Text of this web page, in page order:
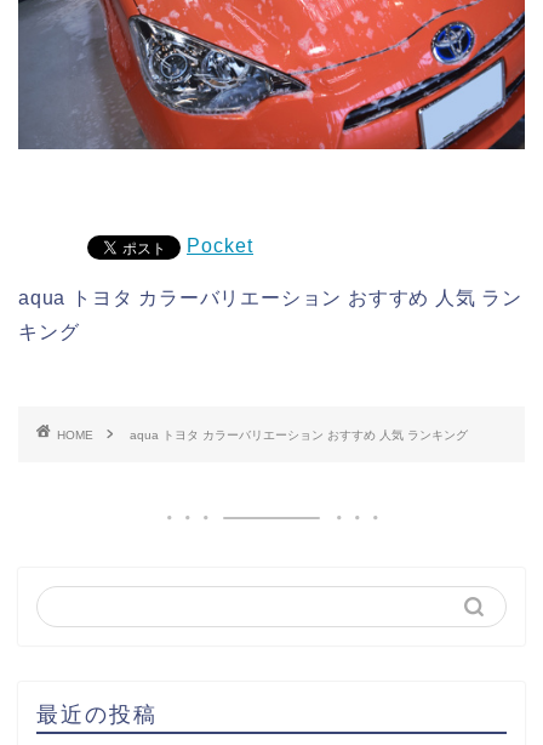
Pocket
aqua トヨタ カラーバリエーション おすすめ 人気 ラン
キング
HOME aqua トヨタ カラーバリエーション おすすめ 人気 ランキング
最近の投稿